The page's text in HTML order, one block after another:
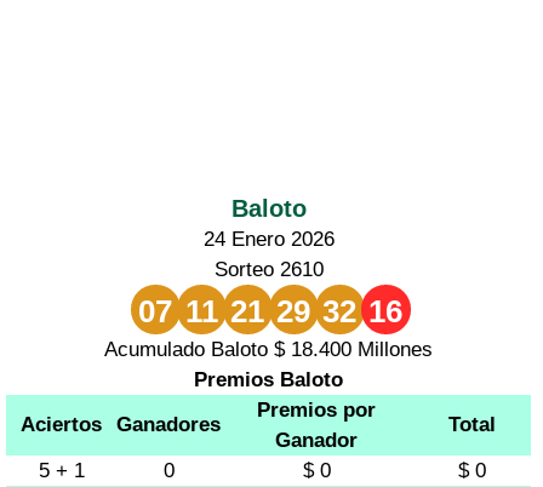
Baloto
24 Enero 2026
Sorteo 2610
07 11 21 29 32 16
Acumulado Baloto $ 18.400 Millones
Premios Baloto
Aciertos
Ganadores
Premios por
Ganador
Total
5 + 1
0 $ 0
$ 0